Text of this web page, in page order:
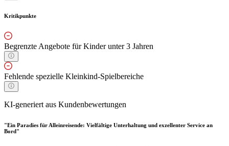
Kritikpunkte
Begrenzte Angebote für Kinder unter 3 Jahren
Fehlende spezielle Kleinkind-Spielbereiche
KI-generiert aus Kundenbewertungen
"Ein Paradies für Alleinreisende: Vielfältige Unterhaltung und exzellenter Service an
Bord"